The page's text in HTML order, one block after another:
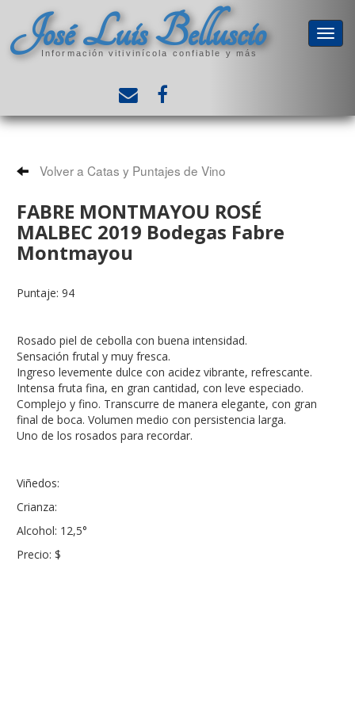
José Luis Belluscio
Información vitivinícola confiable y más
Volver a Catas y Puntajes de Vino
FABRE MONTMAYOU ROSÉ
MALBEC 2019 Bodegas Fabre
Montmayou
Puntaje: 94
Rosado piel de cebolla con buena intensidad.
Sensación frutal y muy fresca.
Ingreso levemente dulce con acidez vibrante, refrescante.
Intensa fruta fina, en gran cantidad, con leve especiado.
Complejo y fino. Transcurre de manera elegante, con gran
final de boca. Volumen medio con persistencia larga.
Uno de los rosados para recordar.
Viñedos:
Crianza:
Alcohol: 12,5°
Precio: $